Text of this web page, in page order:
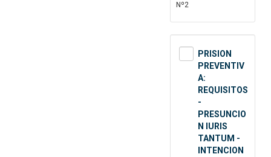
Nº2
PRISION
PREVENTIV
A:
REQUISITOS
-
PRESUNCIO
N IURIS
TANTUM -
INTENCION